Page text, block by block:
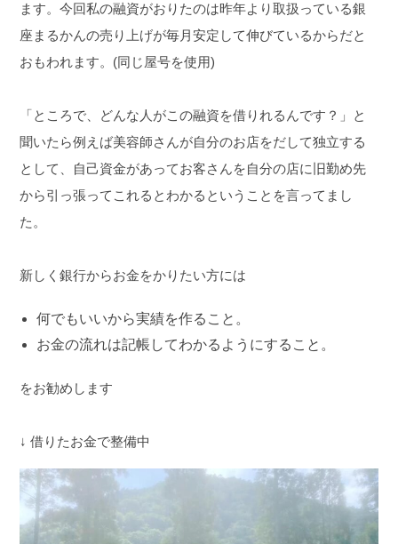
ます。今回私の融資がおりたのは昨年より取扱っている銀
座まるかんの売り上げが毎月安定して伸びているからだと
おもわれます。(同じ屋号を使用)
「ところで、どんな人がこの融資を借りれるんです？」 と
聞いたら例えば美容師さんが自分のお店をだして独立する
として、自己資金があってお客さんを自分の店に旧勤め先
から引っ張ってこれるとわかるということを言ってまし
た。
新しく銀行からお金をかりたい方には
何でもいいから実績を作ること。
お金の流れは記帳してわかるようにすること。
をお勧めします
↓ 借りたお金で整備中